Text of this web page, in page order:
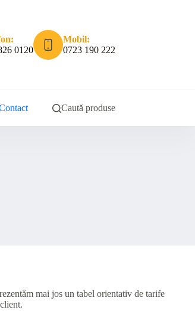
0120
Mobil:
0723 190 222
Caută produse
mai jos un tabel orientativ de tarife